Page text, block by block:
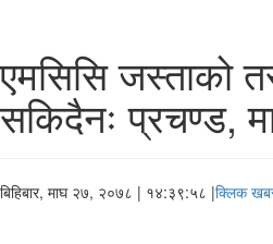
एमसिसि जस्ताको
सकिदैनः प्रचण्ड,
बिहिबार, माघ २७, २०७८ | १४:३९:५८ |क्लिक